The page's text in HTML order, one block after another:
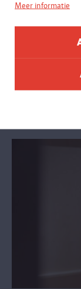
Meer informatie
Voor
Tijdens een
de kinderen over